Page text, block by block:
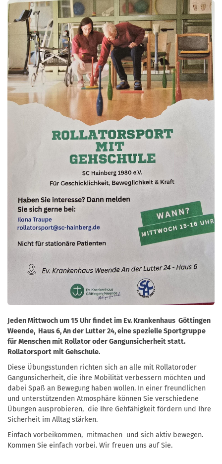
Jeden Mittwoch um 15 Uhr findet im Ev. Krankenhaus Göttingen
Weende, Haus 6, An der Lutter 24, eine spezielle Sportgruppe
für Menschen mit Rollator oder Gangunsicherheit statt.
Rollatorsport mit Gehschule.
Diese Übungsstunden richten sich an alle mit Rollatoroder
Gangunsicherheit, die ihre Mobilität verbessern möchten und
dabei Spaß an Bewegung haben wollen. In einer freundlichen
und unterstützenden Atmosphäre können Sie verschiedene
Übungen ausprobieren, die Ihre Gehfähigkeit fördern und Ihre
Sicherheit im Alltag stärken.
Einfach vorbeikommen, mitmachen und sich aktiv bewegen.
Kommen Sie einfach vorbei. Wir freuen uns auf Sie.